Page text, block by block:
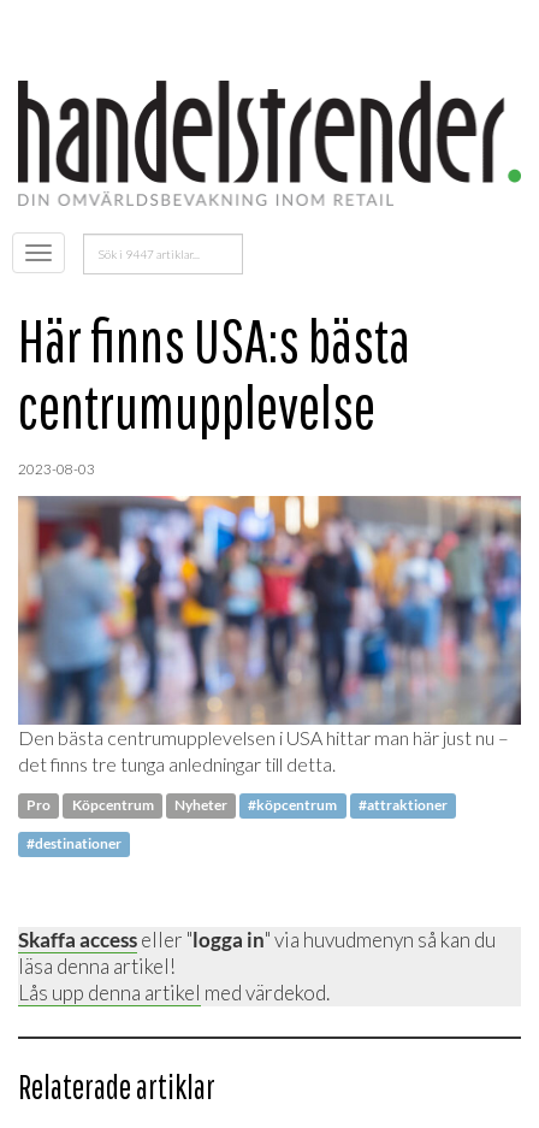
Öppna
menyn
Sök
efter:
Här finns USA:s bästa
centrumupplevelse
2023-08-03
Den bästa centrumupplevelsen i USA hittar man här just nu –
det finns tre tunga anledningar till detta.
Pro Köpcentrum Nyheter #köpcentrum #attraktioner
#destinationer
Skaffa accesseller "logga in" via huvudmenyn så kan du
läsa denna artikel!
Lås upp denna artikel med värdekod.
Relaterade artiklar